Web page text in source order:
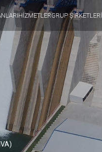
HİZMETLERGRUP ŞİRKETLERİ